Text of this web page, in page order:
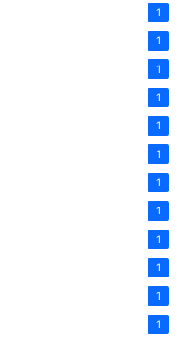
1
1
1
1
1
1
1
1
1
1
1
1